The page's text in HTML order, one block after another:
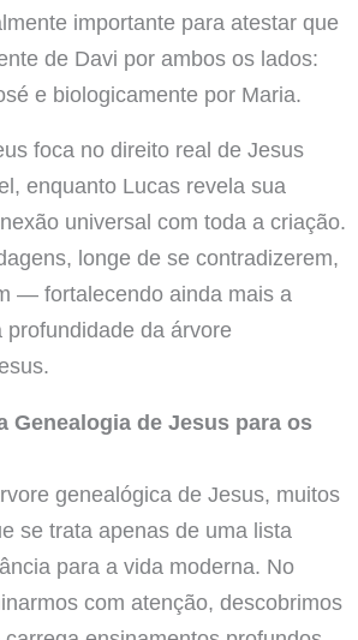
importante para atestar que
de Davi por ambos os lados:
e biologicamente por Maria.
foca no direito real de Jesus
enquanto Lucas revela sua
universal com toda a criação.
longe de se contradizerem,
— fortalecendo ainda mais a
profundidade da árvore
Genealogia de Jesus para os
genealógica de Jesus, muitos
se trata apenas de uma lista
para a vida moderna. No
com atenção, descobrimos